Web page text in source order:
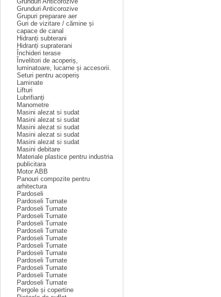
Grunduri Anticorozive
Grupuri preparare aer
Guri de vizitare / cămine și
capace de canal
Hidranți subterani
Hidranți supraterani
Închideri terase
Învelitori de acoperiș,
luminatoare, lucarne și accesorii.
Seturi pentru acoperiș
Laminate
Lifturi
Lubrifianți
Manometre
Masini alezat si sudat
Masini alezat si sudat
Masini alezat si sudat
Masini alezat si sudat
Masini alezat si sudat
Masini debitare
Materiale plastice pentru industria
publicitara
Motor ABB
Panouri compozite pentru
arhitectura
Pardoseli
Pardoseli Turnate
Pardoseli Turnate
Pardoseli Turnate
Pardoseli Turnate
Pardoseli Turnate
Pardoseli Turnate
Pardoseli Turnate
Pardoseli Turnate
Pardoseli Turnate
Pardoseli Turnate
Pardoseli Turnate
Pardoseli Turnate
Pergole și copertine